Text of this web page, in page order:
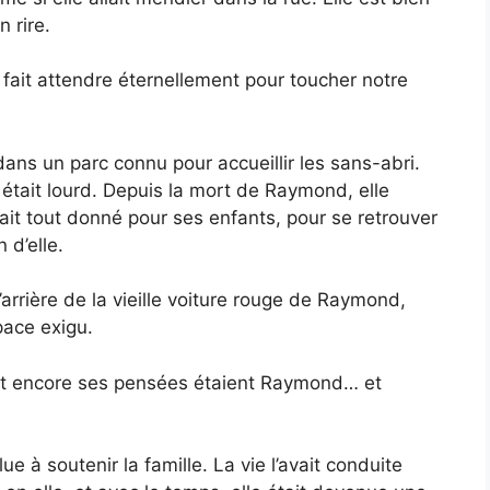
rire.
attendre éternellement pour toucher notre
un parc connu pour accueillir les sans-abri.
lourd. Depuis la mort de Raymond, elle
tout donné pour ses enfants, pour se retrouver
d’elle.
de la vieille voiture rouge de Raymond,
exigu.
encore ses pensées étaient Raymond… et
à soutenir la famille. La vie l’avait conduite